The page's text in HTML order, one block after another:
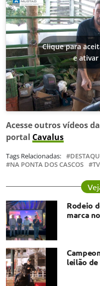
Clique para
e
Acesse outros vídeos da
portal Cavalus
Tags Relacionadas:
NA PONTA DOS CASCOS
Rodeio
marca
leilão